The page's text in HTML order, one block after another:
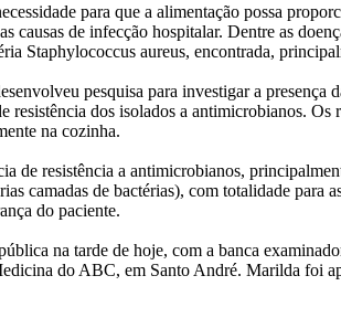
para que a alimentação possa
causas de infecção hospitalar. Dentre as
Staphylococcus aureus, encontrada,
pesquisa para investigar a
dos isolados a antimicrobianos.
na cozinha.
de resistência a antimicrobianos,
camadas de bactérias), com totalidade para
do paciente.
na tarde de hoje, com a banca
do ABC, em Santo André. Marilda foi